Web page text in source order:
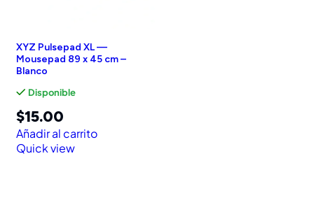
XYZ Pulsepad XL —
Mousepad 89 x 45 cm –
Blanco
Disponible
$15.00
Añadir al carrito
Quick view